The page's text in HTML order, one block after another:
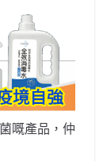
嘅產品，仲